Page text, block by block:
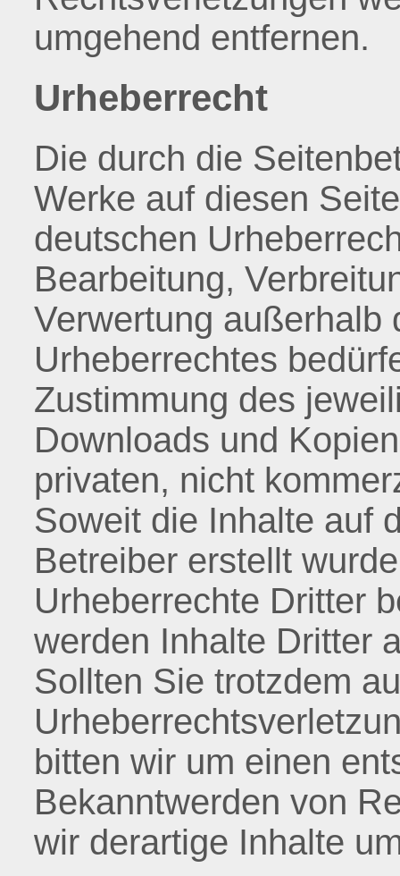
umgehend entfernen.
Urheberrecht
Die durch die
Werke auf diesen
deutschen
Bearbeitung,
Verwertung außerhalb
Urheberrechtes
Zustimmung des
Downloads und
privaten, nicht
Soweit die Inhalte auf
Betreiber erstellt
Urheberrechte Dritter
werden Inhalte Dritter
Sollten Sie trotzdem
bitten wir um einen
Bekanntwerden von
wir derartige Inhalte